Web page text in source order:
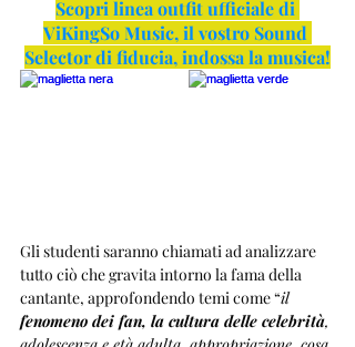
Scopri linea outfit ufficiale di
ViKingSo Music, il vostro Sound
Selector di fiducia, indossa la musica!
Gli studenti saranno chiamati ad analizzare
tutto ciò che gravita intorno la fama della
cantante, approfondendo temi come “il
fenomeno dei fan, la cultura delle celebrità,